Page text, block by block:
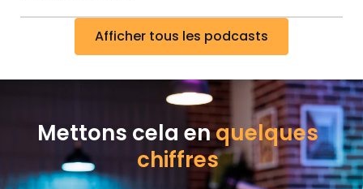
Afficher tous les podcasts
Mettons cela enquelques
chiffres